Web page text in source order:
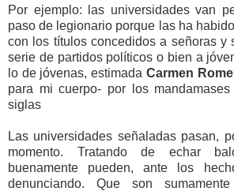
Por ejemplo: las universidades van
paso de legionario porque las ha
con los títulos concedidos a señoras y
serie de partidos políticos o bien a
lo de jóvenas, estimada Carmen
para mi cuerpo- por los
siglas
Las universidades señaladas pasan,
momento. Tratando de echar
buenamente pueden, ante los
denunciando. Que son